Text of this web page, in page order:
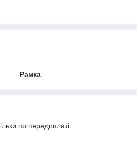
Рамка
по передоплаті.